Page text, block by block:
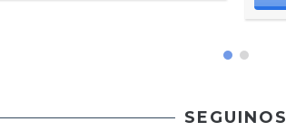
SEGUINOS